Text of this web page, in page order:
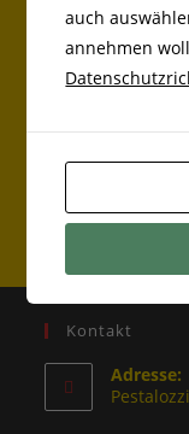
Beiträge
Kontakt
Adresse:
auch
annehmen